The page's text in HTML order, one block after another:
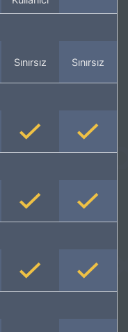
Sınırsız Sınırsız